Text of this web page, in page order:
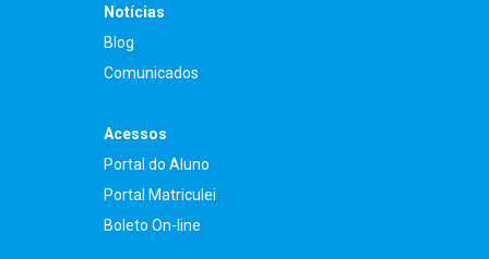
Notícias
Blog
Comunicados
Acessos
Portal do Aluno
Portal Matriculei
Boleto On-line